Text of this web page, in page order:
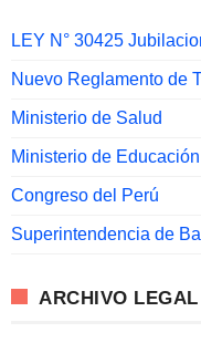
LEY N° 30425
Nuevo Reglamento de
Ministerio de Salud
Ministerio de Educación
Congreso del Perú
Superintendencia de
ARCHIVO LEGAL